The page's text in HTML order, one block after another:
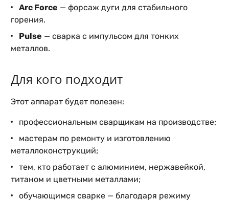
Arc Force — форсаж дуги для стабильного
горения.
Pulse — сварка с импульсом для тонких
металлов.
Для кого подходит
Этот аппарат будет полезен:
профессиональным сварщикам на производстве;
мастерам по ремонту и изготовлению
металлоконструкций;
тем, кто работает с алюминием, нержавейкой,
титаном и цветными металлами;
обучающимся сварке — благодаря режиму